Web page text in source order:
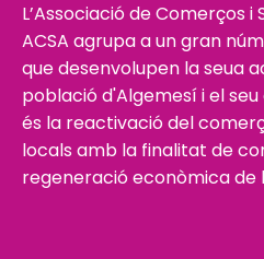
L’Associació de Comerços i
ACSA agrupa a un gran
que desenvolupen la seua
població d'Algemesí i el
és la reactivació del
locals amb la finalitat de
regeneració econòmica de